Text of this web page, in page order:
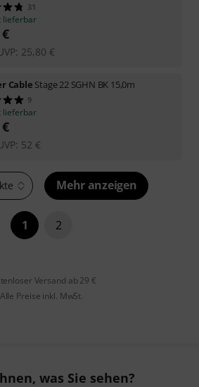
31
lieferbar
€
25,80 €
Cable Stage 22 SGHN BK 15,0m
9
lieferbar
€
52 €
Mehr anzeigen
1 2
Versand ab 29 €
Alle Preise inkl. MwSt.
was Sie sehen?